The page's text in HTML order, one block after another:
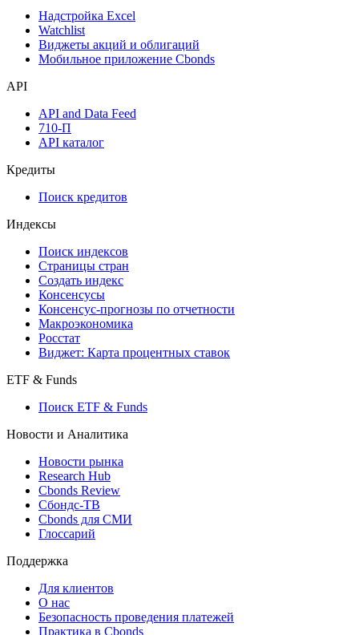
Календарь инвестора
Инструментарий
Надстройка Excel
Мобильное приложение Cbonds
API
API and Data Feed
API каталог
Кредиты
Поиск кредитов
Индексы
Поиск индексов
Страницы стран
Создать индекс
Консенсусы
Консенсус-прогнозы по отчетности
Макроэкономика
Виджет: Карта процентных ставок
ETF & Funds
Поиск ETF & Funds
Новости и Аналитика
Новости рынка
Research Hub
Cbonds Review
Сбондс-ТВ
Глоссарий
Поддержка